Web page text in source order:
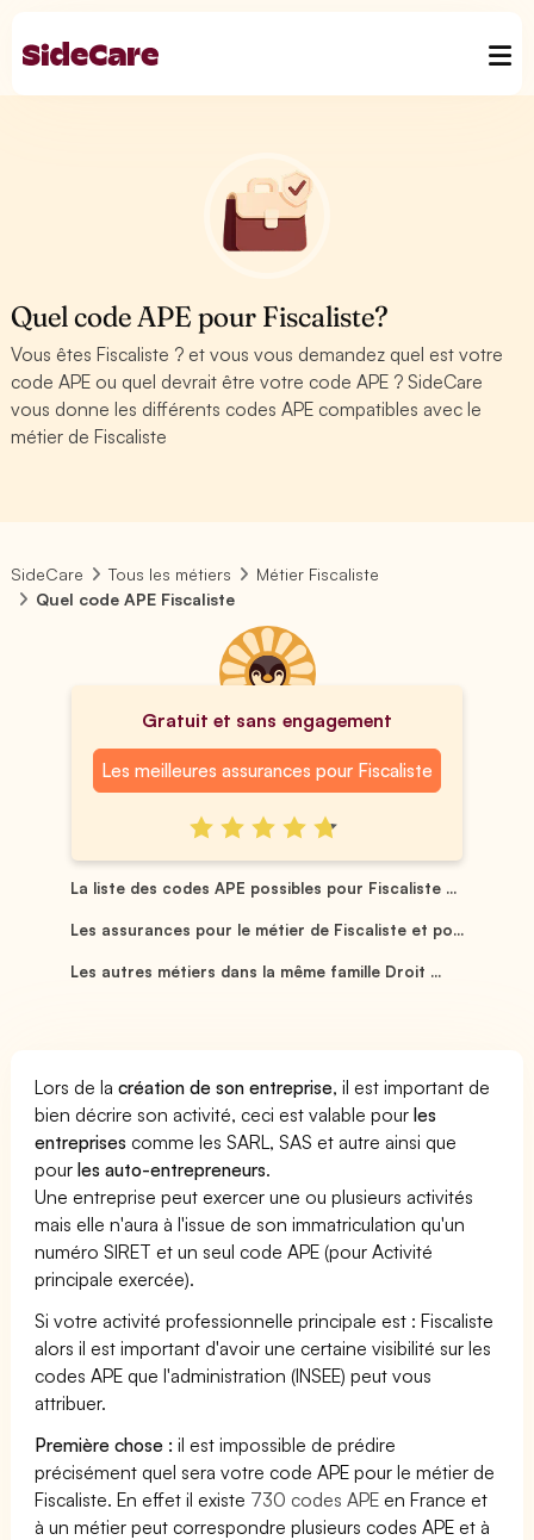
Quel code APE pour Fiscaliste?
Vous êtes Fiscaliste ? et vous vous demandez quel est votre
code APE ou quel devrait être votre code APE ? SideCare
vous donne les différents codes APE compatibles avec le
métier de Fiscaliste
SideCare Tous les métiers
Métier Fiscaliste
Quel code APE Fiscaliste
Gratuit et sans engagement
Les meilleures assurances pour Fiscaliste
La liste des codes APE possibles pour Fiscaliste ...
Les assurances pour le métier de Fiscaliste et po...
Les autres métiers dans la même famille Droit ...
Lors de lacréation de son entreprise, il est important de
bien décrire son activité, ceci est valable pourles
entreprises comme les SARL, SAS et autre ainsi que
pourles auto-entrepreneurs.
Une entreprise peut exercer une ou plusieurs activités
mais elle n'aura à l'issue de son immatriculation qu'un
numéro SIRET et un seul code APE (pour Activité
principale exercée).
Si votre activité professionnelle principale est : Fiscaliste
alors il est important d'avoir une certaine visibilité sur les
codes APE que l'administration (INSEE) peut vous
attribuer.
Première chose : il est impossible de prédire
précisément quel sera votre code APE pour le métier de
Fiscaliste. En effet il existe 730 codes APE en France et
à un métier peut correspondre plusieurs codes APE et à